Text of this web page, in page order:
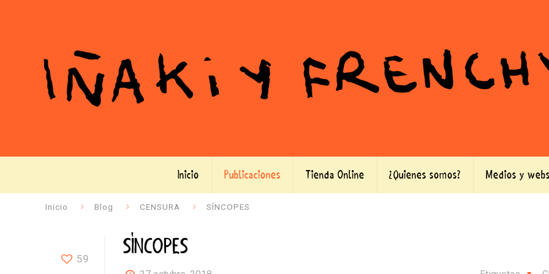
Inicio Publicaciones Tienda Online ¿Quienes somos? Medios y
Inicio Blog CENSURA SÍNCOPES
59 SÍNCOPES